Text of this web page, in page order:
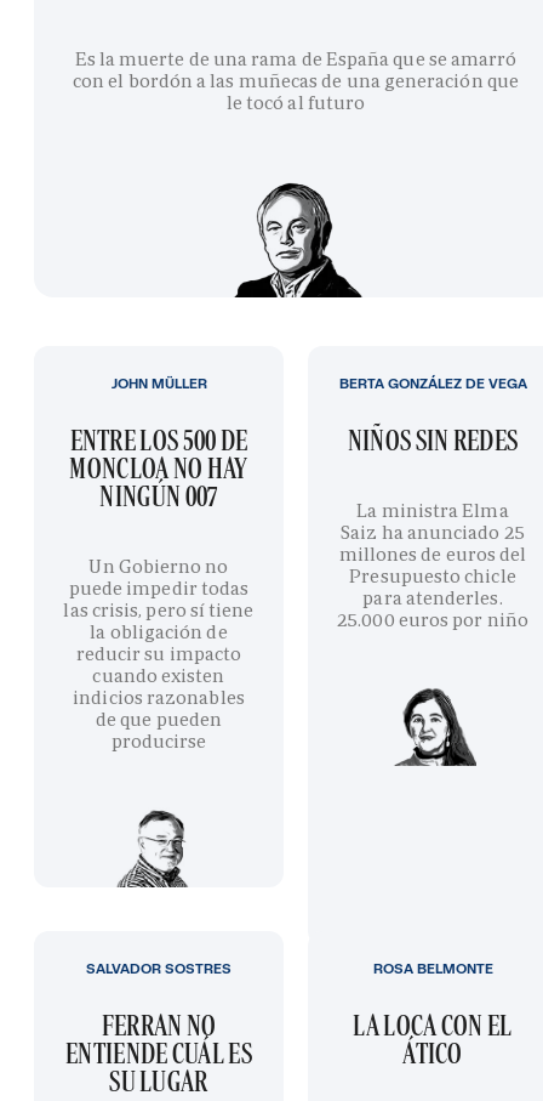
Es la muerte de una rama de España que se amarró
con el bordón a las muñecas de una generación que
le tocó al futuro
ENTRE LOS 500 DE
MONCLOA NO HAY
NINGÚN 007
Un Gobierno no
puede impedir todas
las crisis, pero sí tiene
la obligación de
reducir su impacto
cuando existen
indicios razonables
de que pueden
producirse
JOHN MÜLLER
NIÑOS SIN REDES
La ministra Elma
Saiz ha anunciado 25
millones de euros del
Presupuesto chicle
para atenderles.
25.000 euros por niño
BERTA GONZÁLEZ DE VEGA
FERRAN NO
ENTIENDE CUÁL ES
SU LUGAR
SALVADOR SOSTRES
LA LOCA CON EL
ÁTICO
ROSA BELMONTE